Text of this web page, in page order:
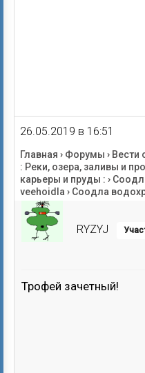
26.05.2019 в 16:51
Главная › Форумы › Вести
: Реки, озера, заливы и
карьеры и пруды : ›
veehoidla › Соодла
RYZYJ
Трофей зачетный!